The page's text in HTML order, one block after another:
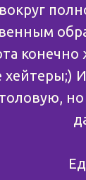
хейтеры;)